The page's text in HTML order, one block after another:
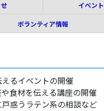
イベント
ボランティア情報
るイベントの開催
食材を伝える講座の開催
惑うラテン系の相談など